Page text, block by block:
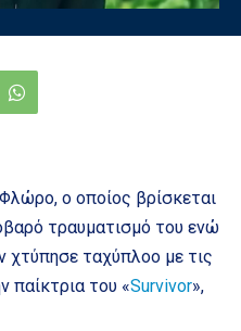
ο οποίος βρίσκεται
τραυματισμό του ενώ
χτύπησε ταχύπλοο με τις
παίκτρια του «Survivor»,